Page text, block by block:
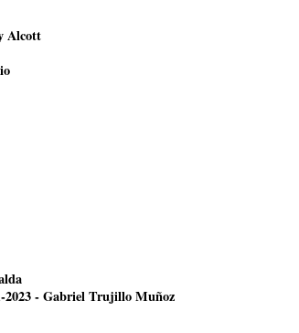
Alcott
2023 - Gabriel Trujillo Muñoz